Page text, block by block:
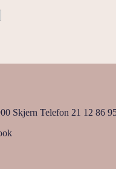
Skjern Telefon 21 12 86